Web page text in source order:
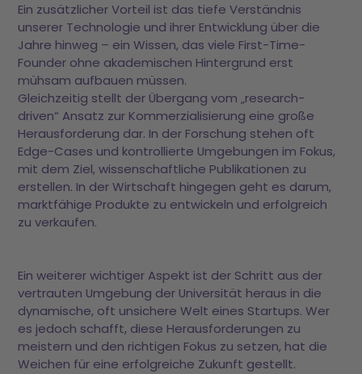
Ein zusätzlicher Vorteil ist das tiefe Verständnis
unserer Technologie und ihrer Entwicklung über die
Jahre hinweg – ein Wissen, das viele First-Time-
Founder ohne akademischen Hintergrund erst
mühsam aufbauen müssen.
Gleichzeitig stellt der Übergang vom „research-
driven“ Ansatz zur Kommerzialisierung eine große
Herausforderung dar. In der Forschung stehen oft
Edge-Cases und kontrollierte Umgebungen im Fokus,
mit dem Ziel, wissenschaftliche Publikationen zu
erstellen. In der Wirtschaft hingegen geht es darum,
marktfähige Produkte zu entwickeln und erfolgreich
zu verkaufen.
Ein weiterer wichtiger Aspekt ist der Schritt aus der
vertrauten Umgebung der Universität heraus in die
dynamische, oft unsichere Welt eines Startups. Wer
es jedoch schafft, diese Herausforderungen zu
meistern und den richtigen Fokus zu setzen, hat die
Weichen für eine erfolgreiche Zukunft gestellt.